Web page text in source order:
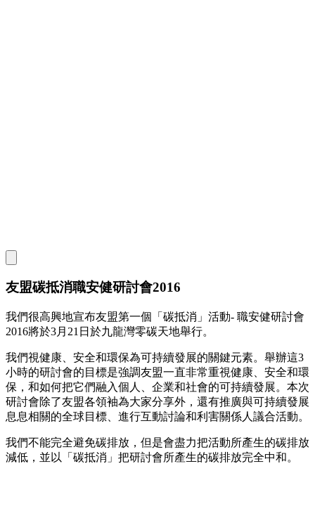
友盟碳抵消職安健研討會2016
我們很高興地宣布友盟第一個「碳抵消」活動- 職安健研討會
2016將於3月21日於九龍灣零碳天地舉行。
我們視健康、安全和環保為可持續發展的關鍵元素。舉辦這3
小時的研討會的目標是強調友盟一直非常重視健康、安全和環
保，和如何把它們融入個人、企業和社會的可持續發展。本次
研討會除了友盟各領袖為大家分享外，還有推廣與可持續發展
息息相關的全球目標、進行互動討論和利害關係人議合活動。
我們不能完全避免碳排放，但是會盡力把活動所產生的碳排放
減低，並以「碳抵消」把研討會所產生的碳排放完全中和。